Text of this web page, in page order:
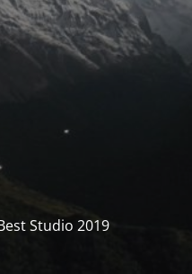
Studio 2019